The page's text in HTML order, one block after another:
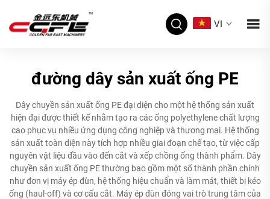
VI
đường dây sản xuất ống PE
Dây chuyền sản xuất ống PE đại diện cho một hệ thống sản xuất
hiện đại được thiết kế nhằm tạo ra các ống polyethylene chất lượng
cao phục vụ nhiều ứng dụng công nghiệp và thương mại. Hệ thống
sản xuất toàn diện này tích hợp nhiều giai đoạn chế tạo, từ việc cấp
nguyên vật liệu đầu vào đến cắt và xếp chồng ống thành phẩm. Dây
chuyền sản xuất ống PE thường bao gồm một số thành phần chính
như đơn vị máy ép đùn, hệ thống hiệu chuẩn và làm mát, thiết bị kéo
ống (haul-off) và cơ cấu cắt. Máy ép đùn đóng vai trò trung tâm của